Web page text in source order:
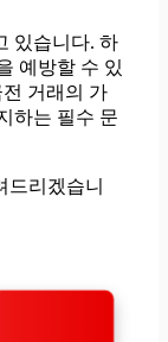
있습니다. 하
예방할 수 있
거래의 가
하는 필수 문
드리겠습니